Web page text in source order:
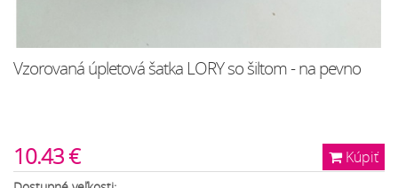
Vzorovaná úpletová šatka LORY so šiltom - na pevno
Kúpiť
10.43 €